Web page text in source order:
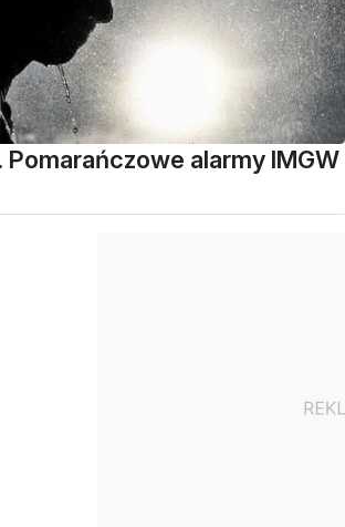
Pomarańczowe alarmy IMGW